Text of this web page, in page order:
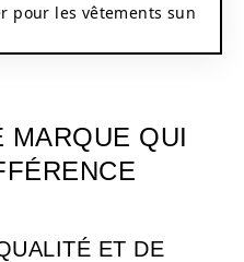
pour les vêtements sun
MARQUE QUI
ET DE